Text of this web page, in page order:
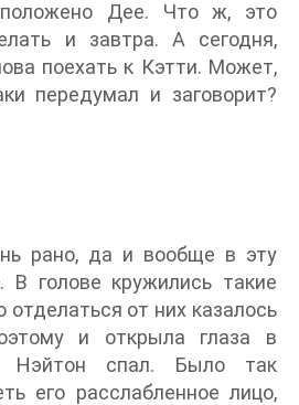
положено Дее. Что ж, это
и завтра. А сегодня,
поехать к Кэтти. Может,
передумал и заговорит?
рано, да и вообще в эту
В голове кружились такие
от них казалось
и открыла глаза в
Нэйтон спал. Было так
его расслабленное лицо,